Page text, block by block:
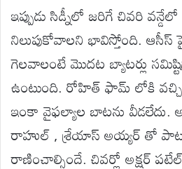
ఇప్పుడు సిడ్నీలో జరిగే చివరి
నిలుపుకోవాలని భావిస్తోంది.
గెలవాలంటే మొదట బ్యాటర్లు
ఉంటుంది. రోహిత్ ఫామ్ లోకి
ఇంకా వైఫల్యాల బాటను వీడలేదు.
రాహుల్ , శ్రేయాస్ అయ్యర్ తో
రాణించాల్సిందే. చివర్లో అక్షర్